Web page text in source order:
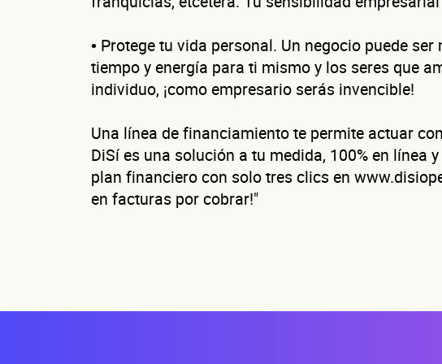
• Protege tu vida personal. Un negocio puede
tiempo y energía para ti mismo y los seres que
individuo, ¡como empresario serás invencible!
Una línea de financiamiento te permite actuar
DiSí es una solución a tu medida, 100% en línea
plan financiero con solo tres clics en
en facturas por cobrar!"
No te preocupes, evaluamos cada
Nombre(s)